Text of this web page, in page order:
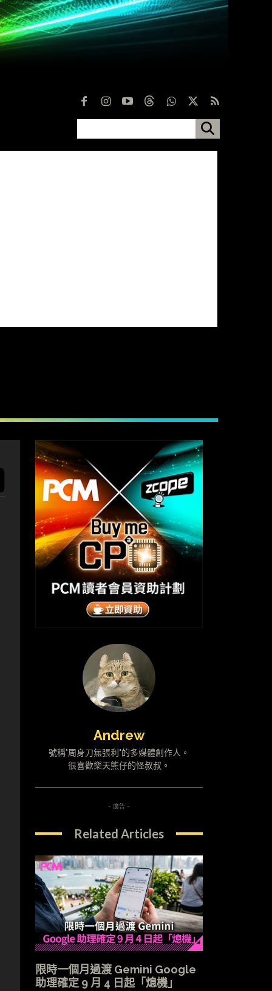
Andrew
號稱"周身刀無張利"的多媒體創作人。
很喜歡樂天熊仔的怪叔叔。
- 廣告 -
Related Articles
限時一個月過渡 Gemini Google
助理確定 9 月 4 日起「熄機」